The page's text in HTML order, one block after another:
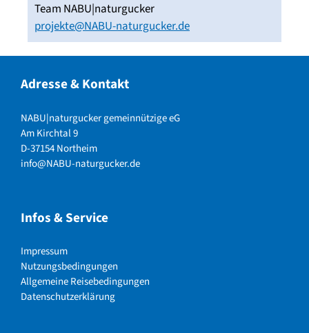
Team NABU|naturgucker
projekte@NABU-naturgucker.de
Adresse & Kontakt
NABU|naturgucker gemeinnützige eG
Am Kirchtal 9
D-37154 Northeim
info@NABU-naturgucker.de
Infos & Service
Impressum
Nutzungsbedingungen
Allgemeine Reisebedingungen
Datenschutzerklärung